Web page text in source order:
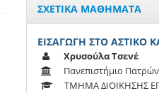
ΣΧΕΤΙΚΑ ΜΑΘΗΜΑΤΑ
ΕΙΣΑΓΩΓΗ ΣΤΟ ΑΣΤΙΚΟ
Χρυσούλα Τσενέ
Πανεπιστήμιο Πατρών
ΤΜΗΜΑ ΔΙΟΙΚΗΣΗΣ